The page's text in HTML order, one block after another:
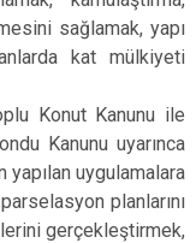
sağlamak, yapı
kat mülkiyeti
Konut Kanunu ile
Kanunu uyarınca
yapılan uygulamalara
planlarını
gerçekleştirmek,